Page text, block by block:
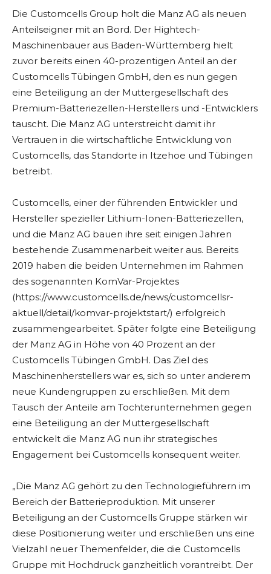
Die Customcells Group holt die Manz AG als neuen
Anteilseigner mit an Bord. Der Hightech-
Maschinenbauer aus Baden-Württemberg hielt
zuvor bereits einen 40-prozentigen Anteil an der
Customcells Tübingen GmbH, den es nun gegen
eine Beteiligung an der Muttergesellschaft des
Premium-Batteriezellen-Herstellers und -Entwicklers
tauscht. Die Manz AG unterstreicht damit ihr
Vertrauen in die wirtschaftliche Entwicklung von
Customcells, das Standorte in Itzehoe und Tübingen
betreibt.
Customcells, einer der führenden Entwickler und
Hersteller spezieller Lithium-Ionen-Batteriezellen,
und die Manz AG bauen ihre seit einigen Jahren
bestehende Zusammenarbeit weiter aus. Bereits
2019 haben die beiden Unternehmen im Rahmen
des sogenannten KomVar-Projektes
(https://www.customcells.de/news/customcellsr-
aktuell/detail/komvar-projektstart/) erfolgreich
zusammengearbeitet. Später folgte eine Beteiligung
der Manz AG in Höhe von 40 Prozent an der
Customcells Tübingen GmbH. Das Ziel des
Maschinenherstellers war es, sich so unter anderem
neue Kundengruppen zu erschließen. Mit dem
Tausch der Anteile am Tochterunternehmen gegen
eine Beteiligung an der Muttergesellschaft
entwickelt die Manz AG nun ihr strategisches
Engagement bei Customcells konsequent weiter.
„Die Manz AG gehört zu den Technologieführern im
Bereich der Batterieproduktion. Mit unserer
Beteiligung an der Customcells Gruppe stärken wir
diese Positionierung weiter und erschließen uns eine
Vielzahl neuer Themenfelder, die die Customcells
Gruppe mit Hochdruck ganzheitlich vorantreibt. Der